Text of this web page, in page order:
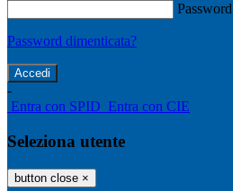
Password
Password dimenticata?
-
Entra con SPID Entra con CIE
Seleziona utente
button close ×